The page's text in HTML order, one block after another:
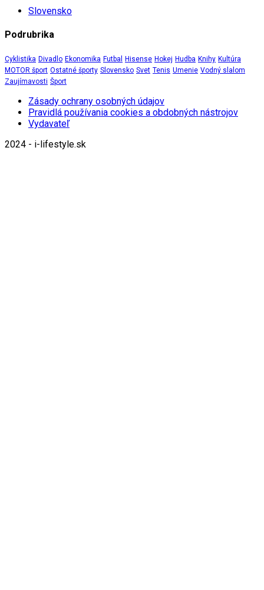
Slovensko
Podrubrika
Cyklistika Divadlo Ekonomika Futbal Hisense Hokej Hudba Knihy Kultúra
MOTOR šport Ostatné športy Slovensko Svet Tenis Umenie Vodný slalom
Zaujímavosti Šport
Zásady ochrany osobných údajov
Pravidlá používania cookies a obdobných nástrojov
Vydavateľ
2024 - i-lifestyle.sk